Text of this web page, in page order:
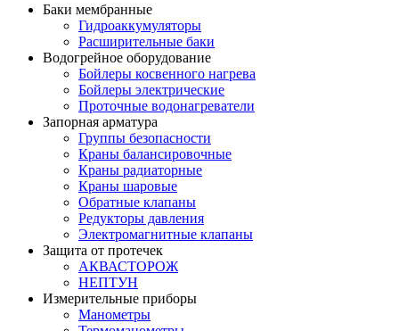
Баки мембранные
Гидроаккумуляторы
Расширительные баки
Водогрейное оборудование
Бойлеры косвенного нагрева
Бойлеры электрические
Проточные водонагреватели
Запорная арматура
Группы безопасности
Краны балансировочные
Краны радиаторные
Краны шаровые
Обратные клапаны
Редукторы давления
Электромагнитные клапаны
Защита от протечек
АКВАСТОРОЖ
НЕПТУН
Измерительные приборы
Манометры